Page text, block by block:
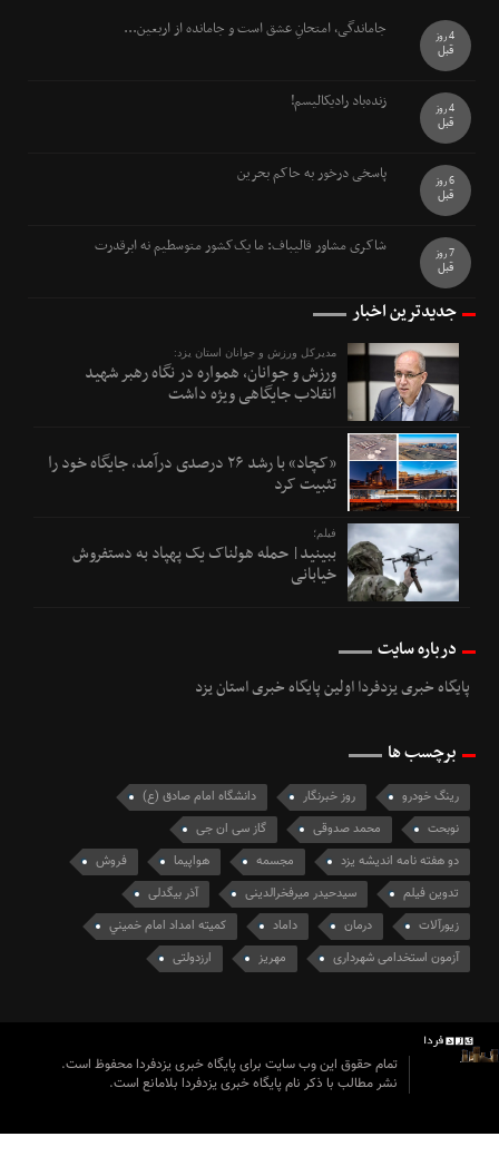
جاماندگی، امتحانِ عشق است و جامانده از اربعین...
4 روز
قبل
زنده‌باد رادیکالیسم!
4 روز
قبل
پاسخی درخور به حاکم بحرین
6 روز
قبل
شاکری مشاور قالیباف: ما یک‌کشور متوسطیم نه ابرقدرت
7 روز
قبل
جدیدترین اخبار
مدیرکل ورزش و جوانان استان یزد:
ورزش و جوانان، همواره در نگاه رهبر شهید
انقلاب جایگاهی ویژه داشت
«کچاد» با رشد ۲۶ درصدی درآمد، جایگاه خود را
تثبیت کرد
فیلم؛
ببینید| حمله هولناک یک پهپاد به دستفروش
خیابانی
درباره سایت
پایگاه خبری یزدفردا اولین پایگاه خبری استان یزد
برچسب ها
رینگ خودرو روز خبرنگار
دانشگاه امام صادق (ع)
نوبحت
محمد صدوقی
گاز سی ان جی
دو هفته نامه اندیشه یزد
مجسمه هواپیما
فروش
تدوین فیلم
سیدحیدر میرفخرالدینی
آذر بیگدلی
زیورآلات
درمان داماد
كميته امداد امام خميني
آزمون استخدامی شهرداری
مهریز ارزدولتی
تمام حقوق این وب سایت برای پایگاه خبری یزدفردا محفوظ است.
نشر مطالب با ذکر نام پایگاه خبری یزدفردا بلامانع است.